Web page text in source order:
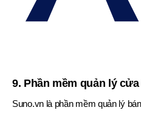
9. Phần mềm quản lý
Suno.vn là phần mềm quản lý